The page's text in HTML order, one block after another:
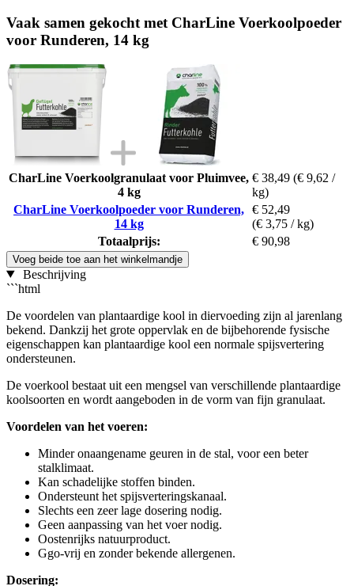
Vaak samen gekocht met CharLine Voerkoolpoeder
voor Runderen, 14 kg
CharLine Voerkoolgranulaat voor Pluimvee,
4 kg
€ 38,49 (€ 9,62 /
kg)
CharLine Voerkoolpoeder voor Runderen,
14 kg
€ 52,49
(€ 3,75 / kg)
Totaalprijs:
€ 90,98
Voeg beide toe aan het winkelmandje
Beschrijving
```html
De voordelen van plantaardige kool in diervoeding zijn al jarenlang
bekend. Dankzij het grote oppervlak en de bijbehorende fysische
eigenschappen kan plantaardige kool een normale spijsvertering
ondersteunen.
De voerkool bestaat uit een mengsel van verschillende plantaardige
koolsoorten en wordt aangeboden in de vorm van fijn granulaat.
Voordelen van het voeren:
Minder onaangename geuren in de stal, voor een beter
stalklimaat.
Kan schadelijke stoffen binden.
Ondersteunt het spijsverteringskanaal.
Slechts een zeer lage dosering nodig.
Geen aanpassing van het voer nodig.
Oostenrijks natuurproduct.
Ggo-vrij en zonder bekende allergenen.
Dosering: